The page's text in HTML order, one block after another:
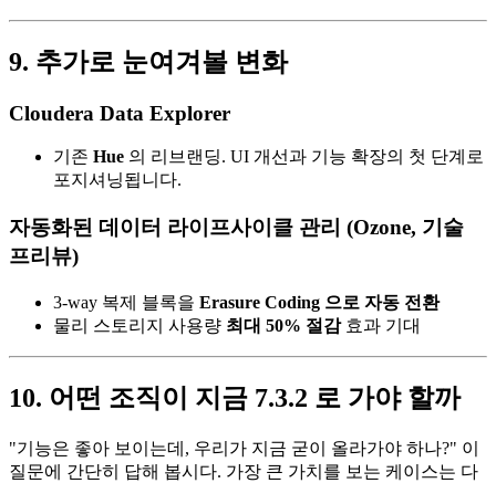
9. 추가로 눈여겨볼 변화
Cloudera Data Explorer
기존 Hue 의 리브랜딩. UI 개선과 기능 확장의 첫 단계로
포지셔닝됩니다.
자동화된 데이터 라이프사이클 관리 (Ozone, 기술
프리뷰)
3-way 복제 블록을 Erasure Coding 으로 자동 전환
물리 스토리지 사용량 최대 50% 절감효과 기대
10. 어떤 조직이 지금 7.3.2 로 가야 할까
"기능은 좋아 보이는데, 우리가 지금 굳이 올라가야 하나?" 이
질문에 간단히 답해 봅시다. 가장 큰 가치를 보는 케이스는 다